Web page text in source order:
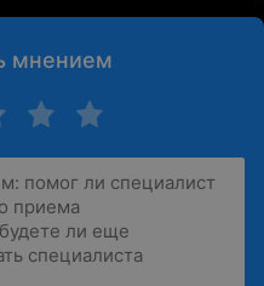
мнением